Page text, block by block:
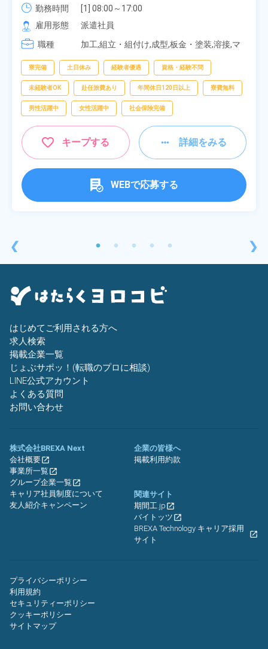
❮
勤務時間
[1] 08:00～17:00
[2] 20:00～05:00
[3] 06:30～15:00
[4] 14:30～23:00
雇用形態
派遣社員
職種
加工,組立・組付け,成型,板金・塗装,溶接,マ
査,物流・配送
寮完備 土日休み 経験者優遇 資格・経験不問
未経験者OK 赴任旅費あり 年間休日120日以上 寮費無料
男性活躍中 女性活躍中 社会保険完備
キープする 詳細をみる
WEBで応募する
❯
はじめてご利用される方へ
求人検索
掲載企業一覧
じょぶサポッ！(転職のプロに相談)
LINE公式アカウント
よくある質問
お問い合わせ
株式会社BREXA Next
会社概要
事業所一覧
グループ企業一覧
キャリア社員制度について
友人紹介キャンペーン
企業の皆様へ
掲載利用約款
関連サイト
期間工.jp
バイトッツ
BREXA Technology キャリア採用
サイト
プライバシーポリシー
利用規約
セキュリティーポリシー
クッキーポリシー
サイトマップ